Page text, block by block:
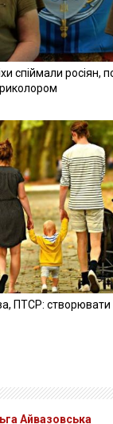
спіймали росіян,
ПТСР: створювати
Айвазовська